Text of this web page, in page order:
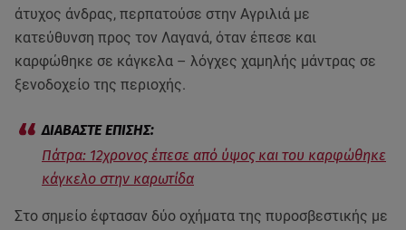
άτυχος άνδρας, περπατούσε στην Αγριλιά με
κατεύθυνση προς τον Λαγανά, όταν έπεσε και
καρφώθηκε σε κάγκελα – λόγχες χαμηλής μάντρας σε
ξενοδοχείο της περιοχής.
Πάτρα: 12χρονος έπεσε από ύψος και του καρφώθηκε
κάγκελο στην καρωτίδα
Στο σημείο έφτασαν δύο οχήματα της πυροσβεστικής με